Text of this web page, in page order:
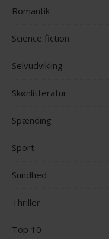
Romantik
Science fiction
Selvudvikling
Skønlitteratur
Spænding
Sport
Sundhed
Thriller
Top 10